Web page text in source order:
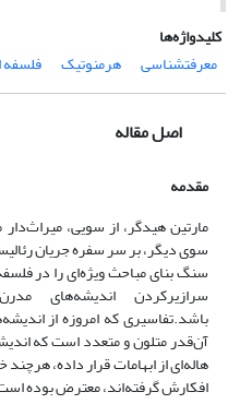
کلیدواژه‌ها
معرفت‏شناسی
هرمنوتیک فلسفه
اصل مقاله
مقدمه
مارتین هیدگر، از سویی،
سوی دیگر، بر سر سفره جریان
سنگ بنای مباحث ویژه‌ای را در
سرازیرکردن اندیشه‌های
باشد.تفاسیری که امروزه از
آن‌قدر متلون و متعدد است که
هاله‌ای از ابهامات قرار داده،
افکارش گرفته‌اند، معترض بوده است(گری،